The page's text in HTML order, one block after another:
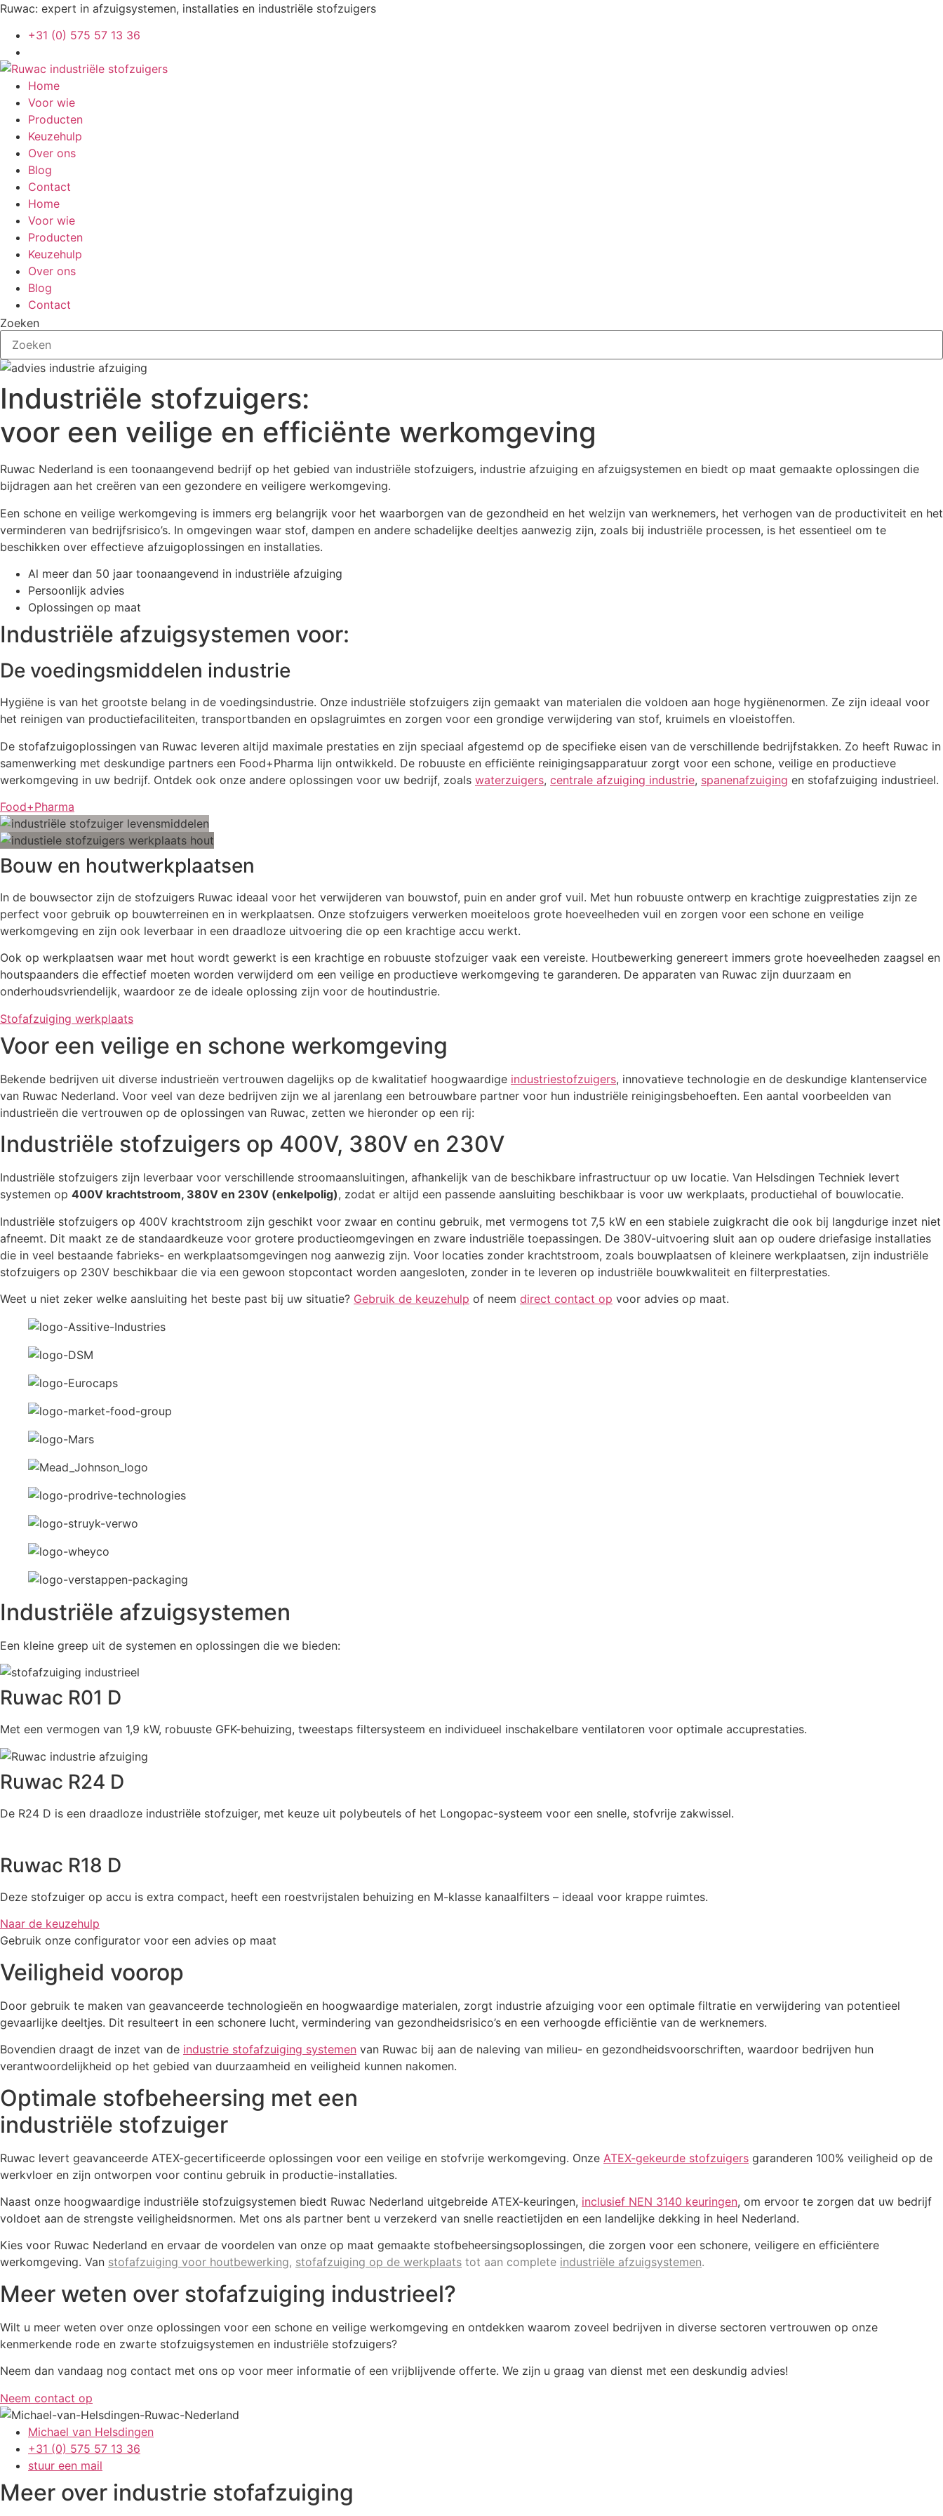
Ga
inhoud
Ruwac: expert in afzuigsystemen, installaties en industriële stofzuigers
+31 (0) 575 57 13 36
Home
Voor wie
Producten
Keuzehulp
Over ons
Blog
Contact
Home
Voor wie
Producten
Keuzehulp
Over ons
Blog
Contact
Zoeken
Industriële stofzuigers:
voor een veilige en efficiënte werkomgeving
Ruwac Nederland is een toonaangevend bedrijf op het gebied van industriële stofzuigers, industrie afzuiging en afzuigsystemen en biedt op maat gemaakte oplossingen die
bijdragen aan het creëren van een gezondere en veiligere werkomgeving.
Een schone en veilige werkomgeving is immers erg belangrijk voor het waarborgen van de gezondheid en het welzijn van werknemers, het verhogen van de productiviteit en het
verminderen van bedrijfsrisico’s. In omgevingen waar stof, dampen en andere schadelijke deeltjes aanwezig zijn, zoals bij industriële processen, is het essentieel om te
beschikken over effectieve afzuigoplossingen en installaties.
Al meer dan 50 jaar toonaangevend in industriële afzuiging
Persoonlijk advies
Oplossingen op maat
Industriële afzuigsystemen voor:
De voedingsmiddelen industrie
Hygiëne is van het grootste belang in de voedingsindustrie. Onze industriële stofzuigers zijn gemaakt van materialen die voldoen aan hoge hygiënenormen. Ze zijn ideaal voor
het reinigen van productiefaciliteiten, transportbanden en opslagruimtes en zorgen voor een grondige verwijdering van stof, kruimels en vloeistoffen.
De stofafzuigoplossingen van Ruwac leveren altijd maximale prestaties en zijn speciaal afgestemd op de specifieke eisen van de verschillende bedrijfstakken. Zo heeft Ruwac in
samenwerking met deskundige partners een Food+Pharma lijn ontwikkeld. De robuuste en efficiënte reinigingsapparatuur zorgt voor een schone, veilige en productieve
werkomgeving in uw bedrijf. Ontdek ook onze andere oplossingen voor uw bedrijf, zoals waterzuigers, centrale afzuiging industrie, spanenafzuiging en stofafzuiging industrieel.
Food+Pharma
Bouw en houtwerkplaatsen
In de bouwsector zijn de stofzuigers Ruwac ideaal voor het verwijderen van bouwstof, puin en ander grof vuil. Met hun robuuste ontwerp en krachtige zuigprestaties zijn ze
perfect voor gebruik op bouwterreinen en in werkplaatsen. Onze stofzuigers verwerken moeiteloos grote hoeveelheden vuil en zorgen voor een schone en veilige
werkomgeving en zijn ook leverbaar in een draadloze uitvoering die op een krachtige accu werkt.
Ook op werkplaatsen waar met hout wordt gewerkt is een krachtige en robuuste stofzuiger vaak een vereiste. Houtbewerking genereert immers grote hoeveelheden zaagsel en
houtspaanders die effectief moeten worden verwijderd om een veilige en productieve werkomgeving te garanderen. De apparaten van Ruwac zijn duurzaam en
onderhoudsvriendelijk, waardoor ze de ideale oplossing zijn voor de houtindustrie.
Stofafzuiging werkplaats
Voor een veilige en schone werkomgeving
Bekende bedrijven uit diverse industrieën vertrouwen dagelijks op de kwalitatief hoogwaardige industriestofzuigers, innovatieve technologie en de deskundige klantenservice
van Ruwac Nederland. Voor veel van deze bedrijven zijn we al jarenlang een betrouwbare partner voor hun industriële reinigingsbehoeften. Een aantal voorbeelden van
industrieën die vertrouwen op de oplossingen van Ruwac, zetten we hieronder op een rij:
Industriële stofzuigers op 400V, 380V en 230V
Industriële stofzuigers zijn leverbaar voor verschillende stroomaansluitingen, afhankelijk van de beschikbare infrastructuur op uw locatie. Van Helsdingen Techniek levert
systemen op 400V krachtstroom, 380V en 230V (enkelpolig), zodat er altijd een passende aansluiting beschikbaar is voor uw werkplaats, productiehal of bouwlocatie.
Industriële stofzuigers op 400V krachtstroom zijn geschikt voor zwaar en continu gebruik, met vermogens tot 7,5 kW en een stabiele zuigkracht die ook bij langdurige inzet niet
afneemt. Dit maakt ze de standaardkeuze voor grotere productieomgevingen en zware industriële toepassingen. De 380V-uitvoering sluit aan op oudere driefasige installaties
die in veel bestaande fabrieks- en werkplaatsomgevingen nog aanwezig zijn. Voor locaties zonder krachtstroom, zoals bouwplaatsen of kleinere werkplaatsen, zijn industriële
stofzuigers op 230V beschikbaar die via een gewoon stopcontact worden aangesloten, zonder in te leveren op industriële bouwkwaliteit en filterprestaties.
Weet u niet zeker welke aansluiting het beste past bij uw situatie? Gebruik de keuzehulp of neem direct contact op voor advies op maat.
Industriële afzuigsystemen
Een kleine greep uit de systemen en oplossingen die we bieden:
Ruwac R01 D
Met een vermogen van 1,9 kW, robuuste GFK-behuizing, tweestaps filtersysteem en individueel inschakelbare ventilatoren voor optimale accuprestaties.
Ruwac R24 D
De R24 D is een draadloze industriële stofzuiger, met keuze uit polybeutels of het Longopac-systeem voor een snelle, stofvrije zakwissel.
Ruwac R18 D
Deze stofzuiger op accu is extra compact, heeft een roestvrijstalen behuizing en M-klasse kanaalfilters – ideaal voor krappe ruimtes.
Naar de keuzehulp
Gebruik onze configurator voor een advies op maat
Veiligheid voorop
Door gebruik te maken van geavanceerde technologieën en hoogwaardige materialen, zorgt industrie afzuiging voor een optimale filtratie en verwijdering van potentieel
gevaarlijke deeltjes. Dit resulteert in een schonere lucht, vermindering van gezondheidsrisico’s en een verhoogde efficiëntie van de werknemers.
Bovendien draagt de inzet van de industrie stofafzuiging systemen van Ruwac bij aan de naleving van milieu- en gezondheidsvoorschriften, waardoor bedrijven hun
verantwoordelijkheid op het gebied van duurzaamheid en veiligheid kunnen nakomen.
Optimale stofbeheersing met een
industriële stofzuiger
Ruwac levert geavanceerde ATEX-gecertificeerde oplossingen voor een veilige en stofvrije werkomgeving. Onze ATEX-gekeurde stofzuigers garanderen 100% veiligheid op de
werkvloer en zijn ontworpen voor continu gebruik in productie-installaties.
Naast onze hoogwaardige industriële stofzuigsystemen biedt Ruwac Nederland uitgebreide ATEX-keuringen, inclusief NEN 3140 keuringen, om ervoor te zorgen dat uw bedrijf
voldoet aan de strengste veiligheidsnormen. Met ons als partner bent u verzekerd van snelle reactietijden en een landelijke dekking in heel Nederland.
Kies voor Ruwac Nederland en ervaar de voordelen van onze op maat gemaakte stofbeheersingsoplossingen, die zorgen voor een schonere, veiligere en efficiëntere
werkomgeving. Van stofafzuiging voor houtbewerking, stofafzuiging op de werkplaats tot aan complete industriële afzuigsystemen.
Meer weten over stofafzuiging industrieel?
Wilt u meer weten over onze oplossingen voor een schone en veilige werkomgeving en ontdekken waarom zoveel bedrijven in diverse sectoren vertrouwen op onze
kenmerkende rode en zwarte stofzuigsystemen en industriële stofzuigers?
Neem dan vandaag nog contact met ons op voor meer informatie of een vrijblijvende offerte. We zijn u graag van dienst met een deskundig advies!
Neem contact op
Michael van Helsdingen
+31 (0) 575 57 13 36
stuur een mail
Meer over industrie stofafzuiging